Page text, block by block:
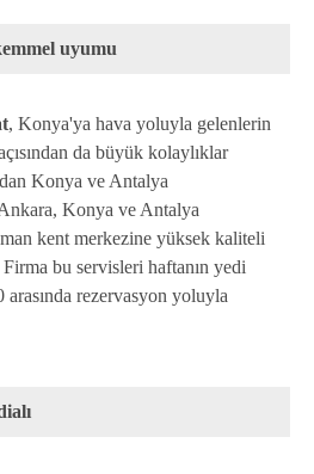
uyumu
, Konya'ya hava yoluyla gelenlerin
da büyük kolaylıklar
Konya ve Antalya
Konya ve Antalya
kent merkezine yüksek kaliteli
bu servisleri haftanın yedi
rezervasyon yoluyla